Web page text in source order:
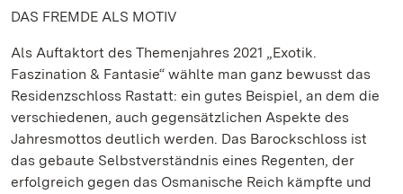
DAS FREMDE ALS MOTIV
Als Auftaktort des Themenjahres 2021 „Exotik.
Faszination & Fantasie“ wählte man ganz bewusst das
Residenzschloss Rastatt: ein gutes Beispiel, an dem die
verschiedenen, auch gegensätzlichen Aspekte des
Jahresmottos deutlich werden. Das Barockschloss ist
das gebaute Selbstverständnis eines Regenten, der
erfolgreich gegen das Osmanische Reich kämpfte und